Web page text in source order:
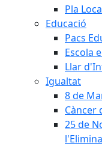
Pla
Educació
Pacs
Escola
Llar
Igualtat
8 de
Càncer
25 de